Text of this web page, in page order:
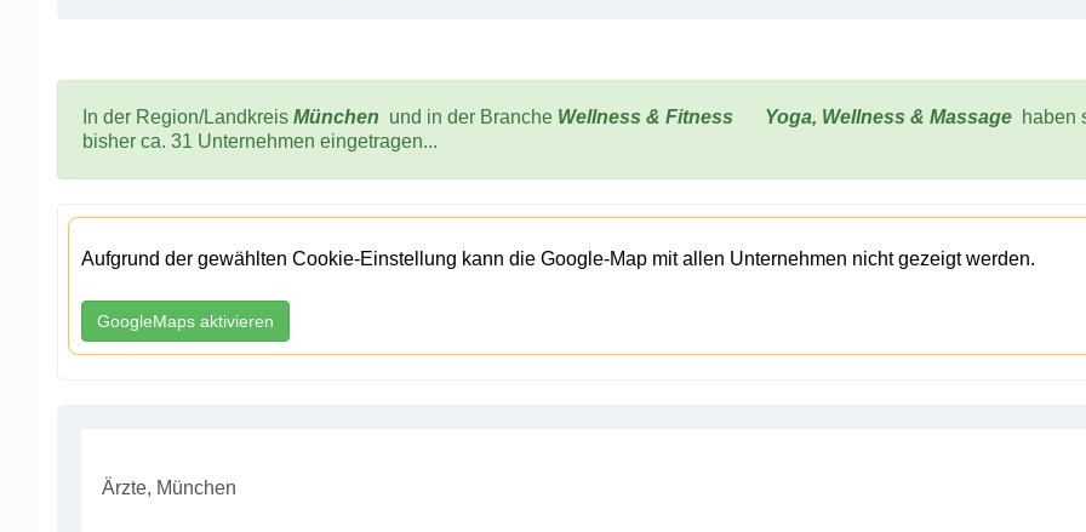
In der Region/Landkreis München und in der Branche Wellness & Fitness Yoga, Wellness & Massage haben
bisher ca. 31 Unternehmen eingetragen...
Aufgrund der gewählten Cookie-Einstellung kann die Google-Map mit allen Unternehmen nicht gezeigt werden.
GoogleMaps aktivieren
Ärzte, München